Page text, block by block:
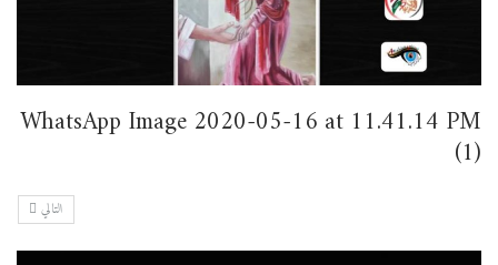
WhatsApp Image 2020-05-16 at 11.41.14 PM
(1)
التالي